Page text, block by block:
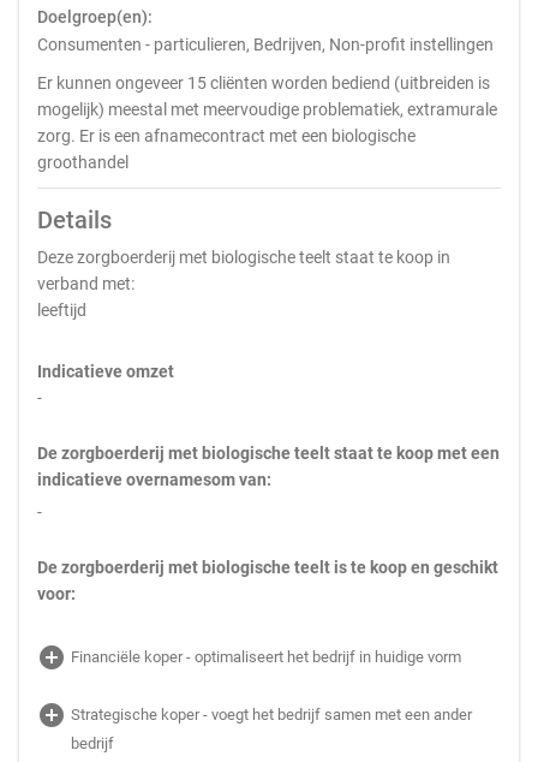
Doelgroep(en):
Consumenten - particulieren, Bedrijven, Non-profit instellingen
Er kunnen ongeveer 15 cliënten worden bediend (uitbreiden is
mogelijk) meestal met meervoudige problematiek, extramurale
zorg. Er is een afnamecontract met een biologische
groothandel
Details
Deze zorgboerderij met biologische teelt staat te koop in
verband met:
leeftijd
Indicatieve omzet
-
De zorgboerderij met biologische teelt staat te koop met een
indicatieve overnamesom van:
-
De zorgboerderij met biologische teelt is te koop en geschikt
voor:
add_circle Financiële koper - optimaliseert het bedrijf in huidige vorm
add_circle Strategische koper - voegt het bedrijf samen met een ander
bedrijf